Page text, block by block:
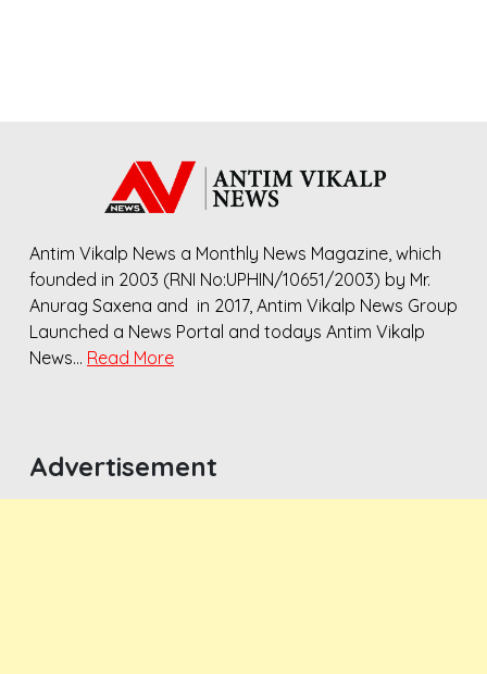
Antim Vikalp News a Monthly News Magazine, which
founded in 2003 (RNI No:UPHIN/10651/2003) by Mr.
Anurag Saxena and in 2017, Antim Vikalp News Group
Launched a News Portal and todays Antim Vikalp
News… Read More
Advertisement